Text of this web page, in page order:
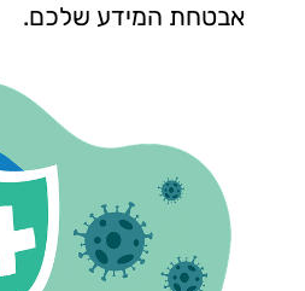
אבטחת המידע שלכם.